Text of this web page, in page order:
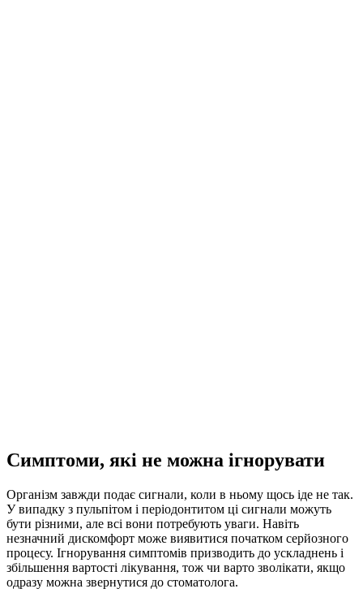
Симптоми, які не можна ігнорувати
Організм завжди подає сигнали, коли в ньому щось іде не так.
У випадку з пульпітом і періодонтитом ці сигнали можуть
бути різними, але всі вони потребують уваги. Навіть
незначний дискомфорт може виявитися початком серйозного
процесу. Ігнорування симптомів призводить до ускладнень і
збільшення вартості лікування, тож чи варто зволікати, якщо
одразу можна звернутися до стоматолога.